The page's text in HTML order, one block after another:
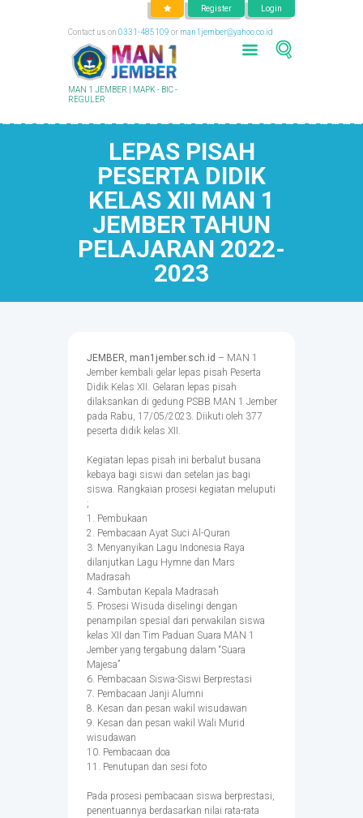
Register Login
Contact us on 0331-485109 or man1jember@yahoo.co.id
MAN 1 JEMBER | MAPK - BIC -
REGULER
LEPAS PISAH
PESERTA DIDIK
KELAS XII MAN 1
JEMBER TAHUN
PELAJARAN 2022-
2023
JEMBER, man1jember.sch.id – MAN 1
Jember kembali gelar lepas pisah Peserta
Didik Kelas XII. Gelaran lepas pisah
dilaksankan di gedung PSBB MAN 1 Jember
pada Rabu, 17/05/2023. Diikuti oleh 377
peserta didik kelas XII.
Kegiatan lepas pisah ini berbalut busana
kebaya bagi siswi dan setelan jas bagi
siswa. Rangkaian prosesi kegiatan meluputi
;
1. Pembukaan
2. Pembacaan Ayat Suci Al-Quran
3. Menyanyikan Lagu Indonesia Raya
dilanjutkan Lagu Hymne dan Mars
Madrasah
4. Sambutan Kepala Madrasah
5. Prosesi Wisuda diselingi dengan
penampilan spesial dari perwakilan siswa
kelas XII dan Tim Paduan Suara MAN 1
Jember yang tergabung dalam “Suara
Majesa”
6. Pembacaan Siswa-Siswi Berprestasi
7. Pembacaan Janji Alumni
8. Kesan dan pesan wakil wisudawan
9. Kesan dan pesan wakil Wali Murid
wisudawan
10. Pembacaan doa
11. Penutupan dan sesi foto
Pada prosesi pembacaan siswa berprestasi,
penentuannya berdasarkan nilai rata-rata